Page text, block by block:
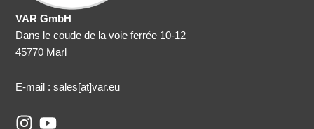
VAR GmbH
Dans le coude de la voie ferrée 10-12
45770 Marl
E-mail : sales[at]var.eu
I
Y